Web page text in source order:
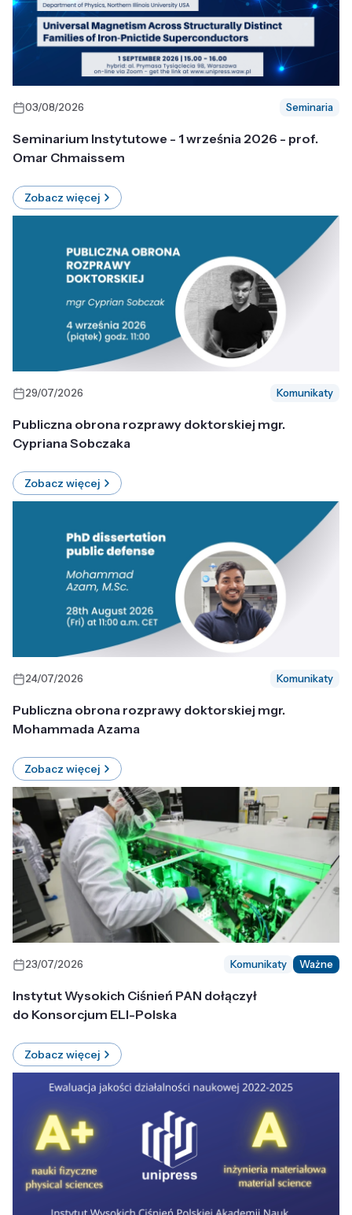
03/08/2026 Seminaria
Seminarium Instytutowe - 1 września 2026 - prof.
Omar Chmaissem
Zobacz więcej
29/07/2026 Komunikaty
Publiczna obrona rozprawy doktorskiej mgr.
Cypriana Sobczaka
Zobacz więcej
24/07/2026 Komunikaty
Publiczna obrona rozprawy doktorskiej mgr.
Mohammada Azama
Zobacz więcej
23/07/2026 Komunikaty Ważne
Instytut Wysokich Ciśnień PAN dołączył
do Konsorcjum ELI-Polska
Zobacz więcej